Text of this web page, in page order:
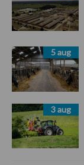
5 aug
3 aug